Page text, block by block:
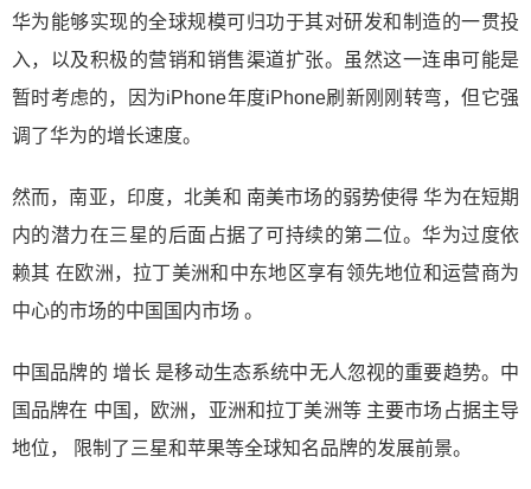
华为能够实现的全球规模可归功于其对研发和制造的一贯投
入，以及积极的营销和销售渠道扩张。虽然这一连串可能是
暂时考虑的，因为iPhone年度iPhone刷新刚刚转弯，但它强
调了华为的增长速度。
然而，南亚，印度，北美和 南美市场的弱势使得 华为在短期
内的潜力在三星的后面占据了可持续的第二位。华为过度依
赖其 在欧洲，拉丁美洲和中东地区享有领先地位和运营商为
中心的市场的中国国内市场 。
中国品牌的 增长 是移动生态系统中无人忽视的重要趋势。中
国品牌在 中国，欧洲，亚洲和拉丁美洲等 主要市场占据主导
地位， 限制了三星和苹果等全球知名品牌的发展前景。